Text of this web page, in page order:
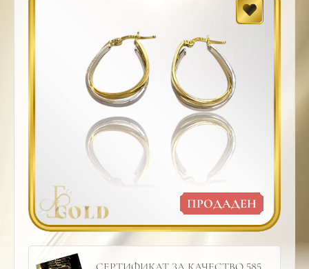
ПРОДАДЕН